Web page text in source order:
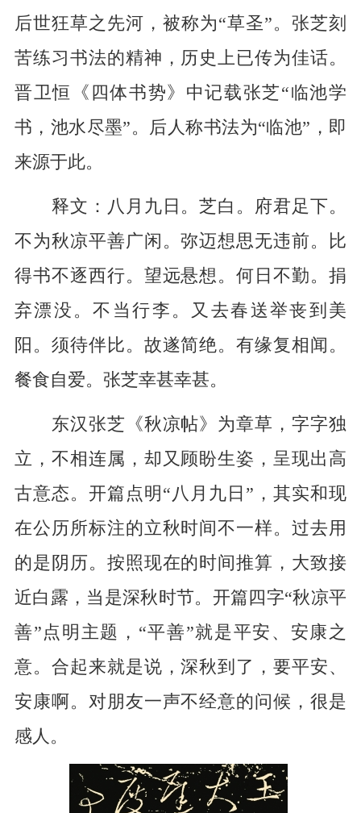
后世狂草之先河，被称为“草圣”。张芝刻
苦练习书法的精神，历史上已传为佳话。
晋卫恒《四体书势》中记载张芝“临池学
书，池水尽墨”。后人称书法为“临池”，即
来源于此。
释文：八月九日。芝白。府君足下。
不为秋凉平善广闲。弥迈想思无违前。比
得书不逐西行。望远悬想。何日不勤。捐
弃漂没。不当行李。又去春送举丧到美
阳。须待伴比。故遂简绝。有缘复相闻。
餐食自爱。张芝幸甚幸甚。
东汉张芝《秋凉帖》为章草，字字独
立，不相连属，却又顾盼生姿，呈现出高
古意态。开篇点明“八月九日”，其实和现
在公历所标注的立秋时间不一样。过去用
的是阴历。按照现在的时间推算，大致接
近白露，当是深秋时节。开篇四字“秋凉平
善”点明主题，“平善”就是平安、安康之
意。合起来就是说，深秋到了，要平安、
安康啊。对朋友一声不经意的问候，很是
感人。